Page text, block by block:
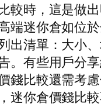
較時，這是做
端迷你倉如位
出清單：大小
。有些用戶分
錢比較還需考
迷你倉價錢比